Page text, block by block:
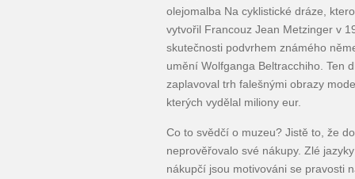
olejomalba Na cyklistické dráze,
vytvořil Francouz Jean Metzinger v
skutečnosti podvrhem známého
umění Wolfganga Beltracchiho. Ten
zaplavoval trh falešnými obrazy
kterých vydělal miliony eur.
Co to svědčí o muzeu? Jistě to, že
neprověřovalo své nákupy. Zlé
nákupčí jsou motivováni se pravosti